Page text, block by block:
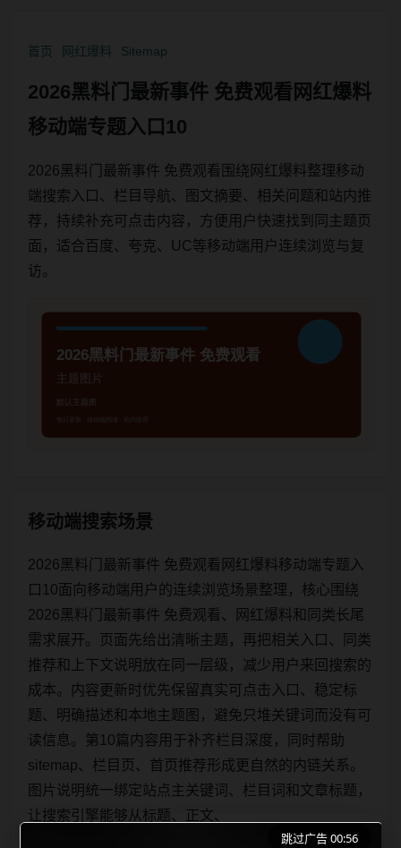
首页 网红爆料 Sitemap
2026黑料门最新事件 免费观看网红爆料
移动端专题入口10
2026黑料门最新事件 免费观看围绕网红爆料整理移动
端搜索入口、栏目导航、图文摘要、相关问题和站内推
荐，持续补充可点击内容，方便用户快速找到同主题页
面，适合百度、夸克、UC等移动端用户连续浏览与复
访。
移动端搜索场景
2026黑料门最新事件 免费观看网红爆料移动端专题入
口10面向移动端用户的连续浏览场景整理，核心围绕
2026黑料门最新事件 免费观看、网红爆料和同类长尾
需求展开。页面先给出清晰主题，再把相关入口、同类
推荐和上下文说明放在同一层级，减少用户来回搜索的
成本。内容更新时优先保留真实可点击入口、稳定标
题、明确描述和本地主题图，避免只堆关键词而没有可
读信息。第10篇内容用于补齐栏目深度，同时帮助
sitemap、栏目页、首页推荐形成更自然的内链关系。
图片说明统一绑定站点主关键词、栏目词和文章标题，
让搜索引擎能够从标题、正文、
跳过广告 00:56